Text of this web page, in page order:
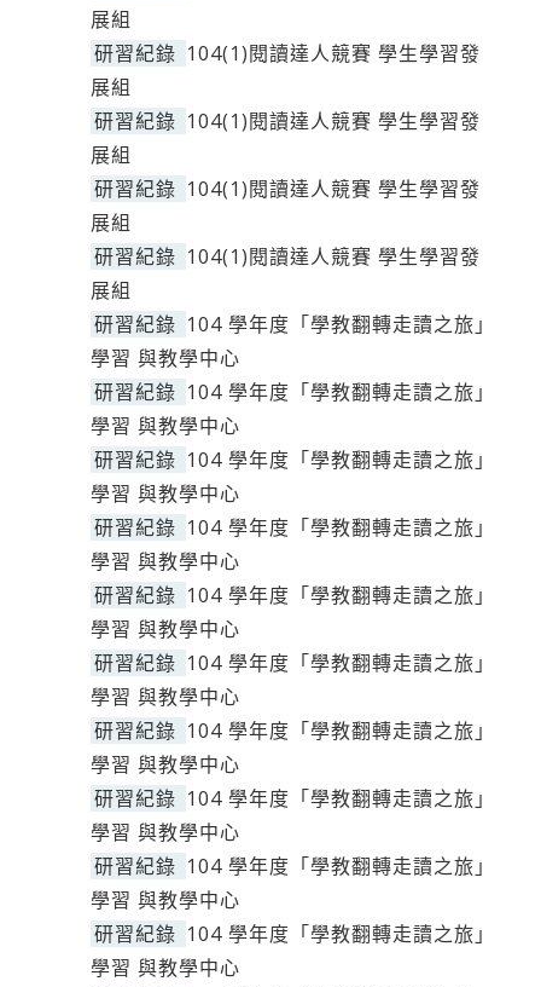
展組
研習紀錄 104(1)閱讀達人競賽 學生學習發
展組
研習紀錄 104(1)閱讀達人競賽 學生學習發
展組
研習紀錄 104(1)閱讀達人競賽 學生學習發
展組
研習紀錄 104(1)閱讀達人競賽 學生學習發
展組
研習紀錄 104 學年度「學教翻轉走讀之旅」
學習 與教學中心
研習紀錄 104 學年度「學教翻轉走讀之旅」
學習 與教學中心
研習紀錄 104 學年度「學教翻轉走讀之旅」
學習 與教學中心
研習紀錄 104 學年度「學教翻轉走讀之旅」
學習 與教學中心
研習紀錄 104 學年度「學教翻轉走讀之旅」
學習 與教學中心
研習紀錄 104 學年度「學教翻轉走讀之旅」
學習 與教學中心
研習紀錄 104 學年度「學教翻轉走讀之旅」
學習 與教學中心
研習紀錄 104 學年度「學教翻轉走讀之旅」
學習 與教學中心
研習紀錄 104 學年度「學教翻轉走讀之旅」
學習 與教學中心
研習紀錄 104 學年度「學教翻轉走讀之旅」
學習 與教學中心